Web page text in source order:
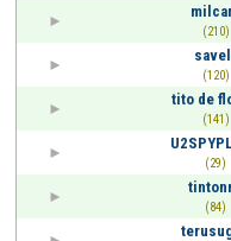
(210)
(120)
tito de
(141)
(29)
(84)